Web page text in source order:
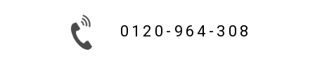
0120-964-308